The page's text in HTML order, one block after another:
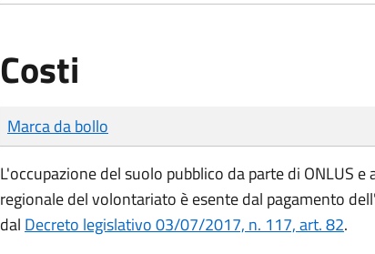
Costi
Tipo di pagamento
Importo
Marca da bollo
L'occupazione del suolo pubblico da parte di ONLUS
regionale del volontariato è esente dal pagamento
dal Decreto legislativo 03/07/2017, n. 117, art. 82.